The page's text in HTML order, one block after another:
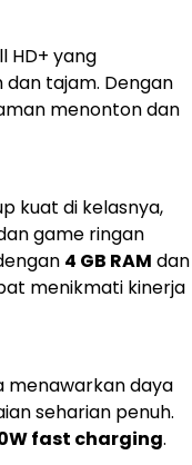
HD+ yang
tajam. Dengan
menonton dan
kuat di kelasnya,
game ringan
4 GB RAM dan
menikmati kinerja
menawarkan daya
seharian penuh.
fast charging.